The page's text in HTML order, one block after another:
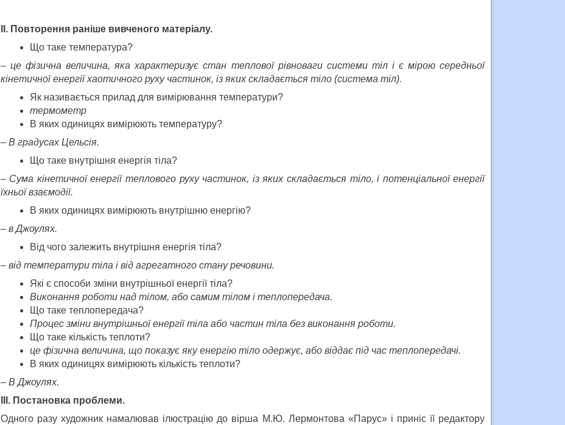
ІІ. Повторення раніше вивченого матеріалу.
Що таке температура?
– це фізична величина, яка характеризує стан теплової рівноваги системи тіл і є мірою середньої
кінетичної енергії хаотичного руху частинок, із яких складається тіло (система тіл).
Як називається прилад для вимірювання температури?
термометр
В яких одиницях вимірюють температуру?
– В градусах Цельсія.
Що таке внутрішня енергія тіла?
– Сума кінетичної енергії теплового руху частинок, із яких складається тіло, і потенціальної енергії
їхньої взаємодії.
В яких одиницях вимірюють внутрішню енергію?
– в Джоулях.
Від чого залежить внутрішня енергія тіла?
– від температури тіла і від агрегатного стану речовини.
Які є способи зміни внутрішньої енергії тіла?
Виконання роботи над тілом, або самим тілом і теплопередача.
Що таке теплопередача?
Процес зміни внутрішньої енергії тіла або частин тіла без виконання роботи.
Що таке кількість теплоти?
це фізична величина, що показує яку енергію тіло одержує, або віддає під час теплопередачі.
В яких одиницях вимірюють кількість теплоти?
– В Джоулях.
ІІІ. Постановка проблеми.
Одного разу художник намалював ілюстрацію до вірша М.Ю. Лермонтова «Парус» і приніс її редактору